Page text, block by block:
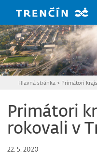
Hlavná stránka > Primátori
Primátori
rokovali v
22. 5. 2020